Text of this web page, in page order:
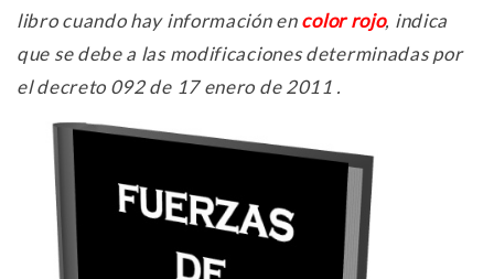
libro cuando hay información encolor rojo, indica
que se debe a las modificaciones determinadas por
el decreto 092 de 17 enero de 2011 .